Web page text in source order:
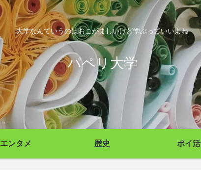
大学なんていうのはおこがましいけど学ぶっていいよね
パペリ大学
エンタメ 歴史 ポイ活